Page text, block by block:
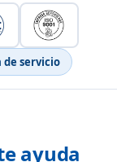
servicio
ayuda